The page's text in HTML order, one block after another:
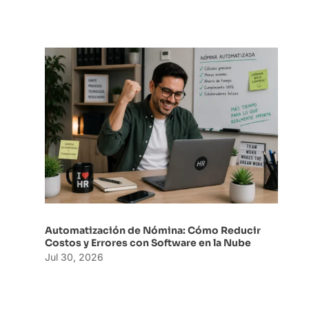
Automatización de Nómina: Cómo Reducir
Costos y Errores con Software en la Nube
Jul 30, 2026